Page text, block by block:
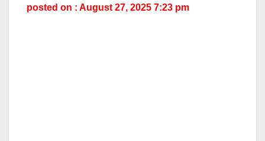
posted on : August 27, 2025 7:23 pm